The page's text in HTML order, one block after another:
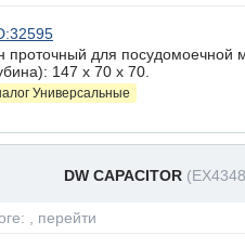
проточный для
147 x 70 х 70.
Универсальные
DW CAPACITOR
, перейти